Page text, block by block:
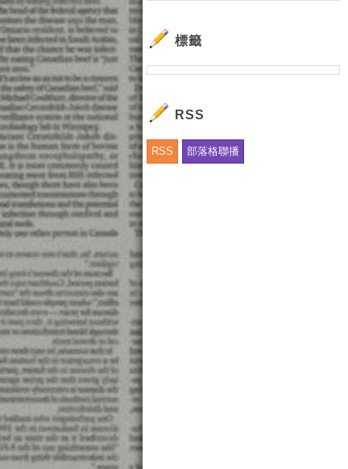
標籤
RSS
RSS 部落格聯播